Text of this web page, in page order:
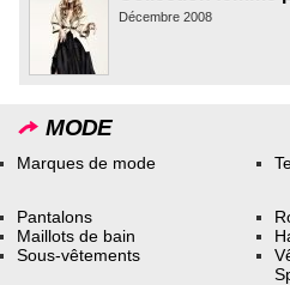
Décembre 2008
MODE
Marques de mode
Pantalons
Maillots de bain
Sous-vêtements